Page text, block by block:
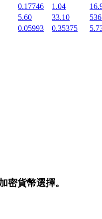
0.17746 1.04
5.60 33.10
0.05993 0.35375
密貨幣選擇。